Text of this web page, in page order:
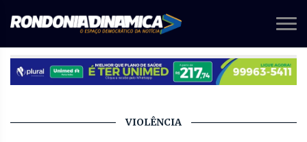
VIOLÊNCIA